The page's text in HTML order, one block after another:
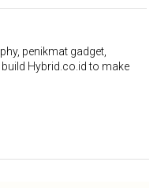
penikmat gadget,
Hybrid.co.id to make